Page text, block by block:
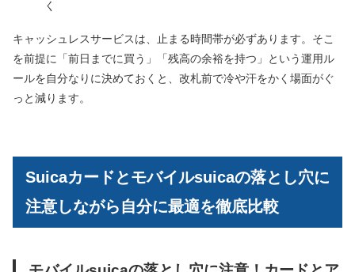
く
キャッシュレスサービスは、止まる時間帯が必ずあります。そこ
を前提に「前日までに買う」「残高の余裕を持つ」という運用ル
ールを自分なりに決めておくと、改札前で冷や汗をかく場面がぐ
っと減ります。
Suicaカードとモバイルsuicaの落とし穴に
注意しながら自分に最適を徹底比較